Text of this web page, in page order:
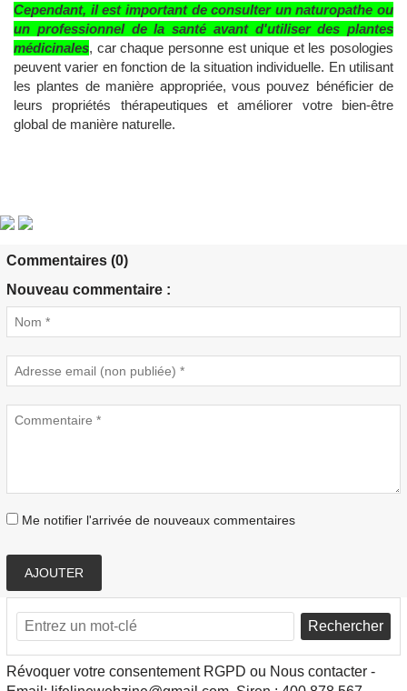
Cependant, il est important de consulter un naturopathe ou
un professionnel de la santé avant d'utiliser des plantes
médicinales, car chaque personne est unique et les posologies
peuvent varier en fonction de la situation individuelle. En utilisant
les plantes de manière appropriée, vous pouvez bénéficier de
leurs propriétés thérapeutiques et améliorer votre bien-être
global de manière naturelle.
Commentaires (0)
Nouveau commentaire :
Me notifier l'arrivée de nouveaux commentaires
AJOUTER
Rechercher
Révoquer votre consentement RGPD ou Nous contacter -